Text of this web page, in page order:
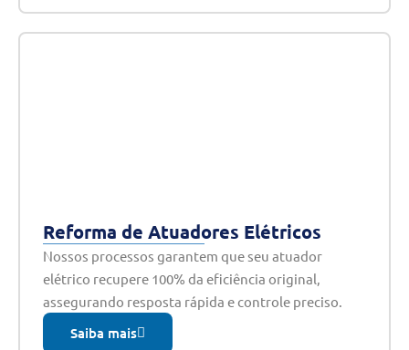
Reforma de Atuadores Elétricos
Nossos processos garantem que seu atuador
elétrico recupere 100% da eficiência original,
assegurando resposta rápida e controle preciso.
Saiba mais